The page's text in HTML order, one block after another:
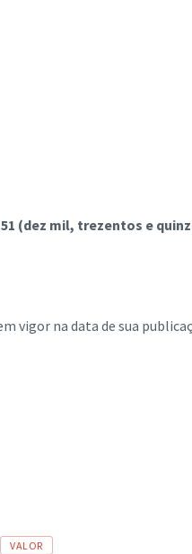
(dez mil, trezentos e
na data de sua
VALOR